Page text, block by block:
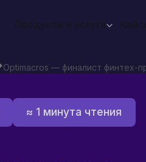
Продукты и услуги
Optimacros — финалист финтех-
≈ 1 минута чтения